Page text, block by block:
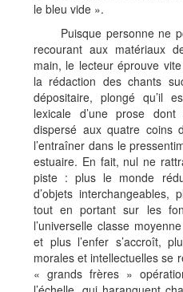
le bleu vide ».
Puisque personne ne
recourant aux matériaux
main, le lecteur éprouve
la rédaction des chants
dépositaire, plongé qu’il
lexicale d’une prose
dispersé aux quatre coins
l’entraîner dans le
estuaire. En fait, nul ne
piste : plus le monde
d’objets
tout en portant sur les
l’universelle classe
et plus l’enfer s’accroît,
morales et intellectuelles se
« grands frères »